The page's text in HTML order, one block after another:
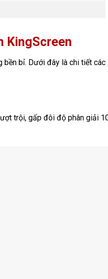
KingScreen
bỉ. Dưới đây là chi tiết
trội, gấp đôi độ phân giải